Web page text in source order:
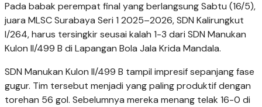
Pada babak perempat final yang berlangsung Sabtu (16/5),
juara MLSC Surabaya Seri 1 2025–2026, SDN Kalirungkut
I/264, harus tersingkir seusai kalah 1-3 dari SDN Manukan
Kulon II/499 B di Lapangan Bola Jala Krida Mandala.
SDN Manukan Kulon II/499 B tampil impresif sepanjang fase
gugur. Tim tersebut menjadi yang paling produktif dengan
torehan 56 gol. Sebelumnya mereka menang telak 16-0 di